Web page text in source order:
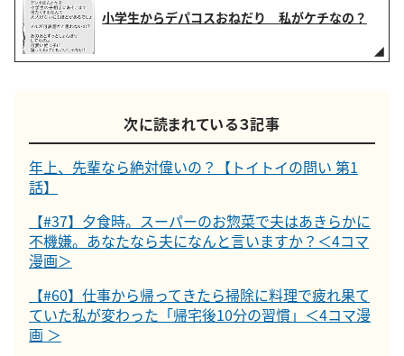
小学生からデパコスおねだり 私がケチなの？
次に読まれている３記事
年上、先輩なら絶対偉いの？【トイトイの問い 第1
話】
【#37】夕食時。スーパーのお惣菜で夫はあきらかに
不機嫌。あなたなら夫になんと言いますか？＜4コマ
漫画＞
【#60】仕事から帰ってきたら掃除に料理で疲れ果て
ていた私が変わった「帰宅後10分の習慣」＜4コマ漫
画 ＞